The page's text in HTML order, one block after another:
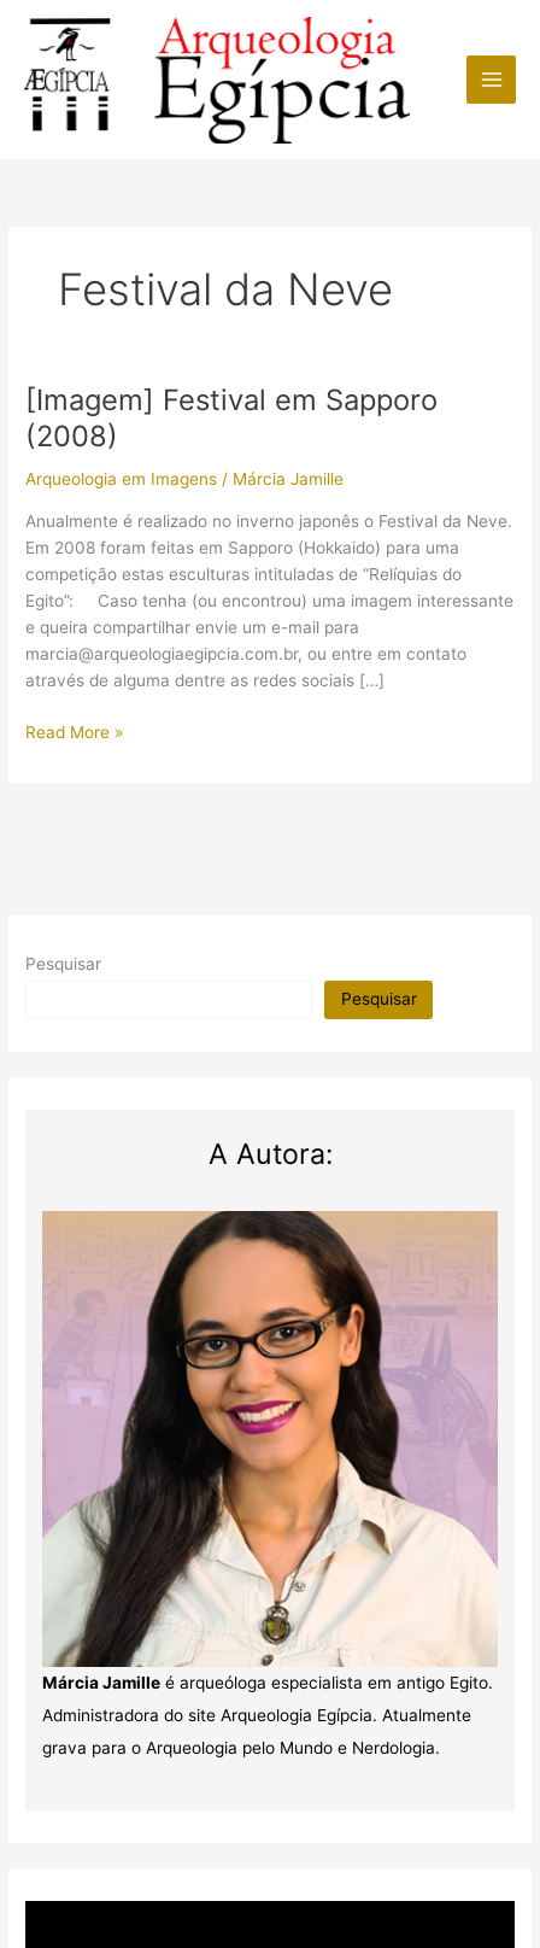
conteúdo
Festival da Neve
[Imagem] Festival em Sapporo
(2008)
Arqueologia em Imagens / Márcia Jamille
Anualmente é realizado no inverno japonês o Festival da Neve.
Em 2008 foram feitas em Sapporo (Hokkaido) para uma
competição estas esculturas intituladas de “Relíquias do
Egito”: Caso tenha (ou encontrou) uma imagem interessante
e queira compartilhar envie um e-mail para
marcia@arqueologiaegipcia.com.br, ou entre em contato
através de alguma dentre as redes sociais […]
[Imagem]
Read More »
Pesquisar
Pesquisar
A Autora:
Márcia Jamilleé arqueóloga especialista em antigo Egito.
Administradora do site Arqueologia Egípcia. Atualmente
grava para o Arqueologia pelo Mundo e Nerdologia.